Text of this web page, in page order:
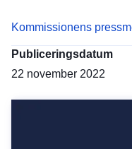
Kommissionens
Publiceringsdatum
22 november 2022